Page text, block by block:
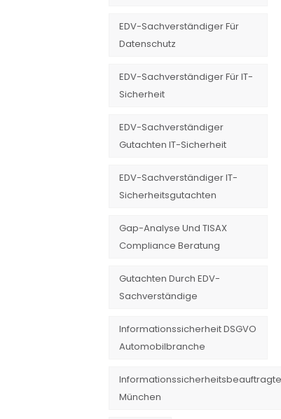
EDV-Sachverständiger Für
Datenschutz
EDV-Sachverständiger Für IT-
Sicherheit
EDV-Sachverständiger
Gutachten IT-Sicherheit
EDV-Sachverständiger IT-
Sicherheitsgutachten
Gap-Analyse Und TISAX
Compliance Beratung
Gutachten Durch EDV-
Sachverständige
Informationssicherheit DSGVO
Automobilbranche
München